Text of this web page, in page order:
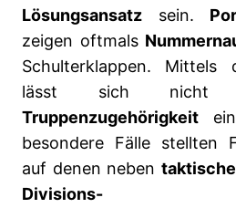
Lösungsansatz sein.
zeigen oftmals
Schulterklappen. Mittels
lässt sich nicht
Truppenzugehörigkeit
besondere Fälle stellten
auf denen neben